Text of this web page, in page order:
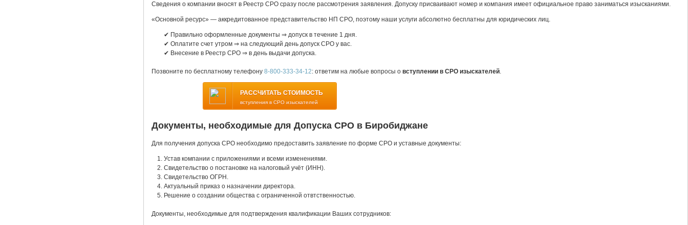
Сведения о компании вносят в Реестр СРО сразу после рассмотрения заявления. Допуску присваивают номер и компания имеет официальное право заниматься изысканиями.
«Основной ресурс» — аккредитованное представительство НП СРО, поэтому наши услуги абсолютно бесплатны для юридических лиц.
✔ Правильно оформленные документы ⇒ допуск в течение 1 дня.
✔ Оплатите счет утром ⇒ на следующий день допуск СРО у вас.
✔ Внесение в Реестр СРО ⇒ в день выдачи допуска.
Позвоните по бесплатному телефону8-800-333-34-12: ответим на любые вопросы овступлении в СРО изыскателей.
РАССЧИТАТЬ СТОИМОСТЬ
вступления в СРО изыскателей
Документы, необходимые для Допуска СРО в Биробиджане
Для получения допуска СРО необходимо предоставить заявление по форме СРО и уставные документы:
Устав компании с приложениями и всеми изменениями.
Cвидетельство о постановке на налоговый учёт (ИНН).
Cвидетельство ОГРН.
Актуальный приказ о назначении директора.
Решение о создании общества с ограниченной отвтственностью.
Документы, необходимые для подтверждения квалификации Ваших сотрудников: